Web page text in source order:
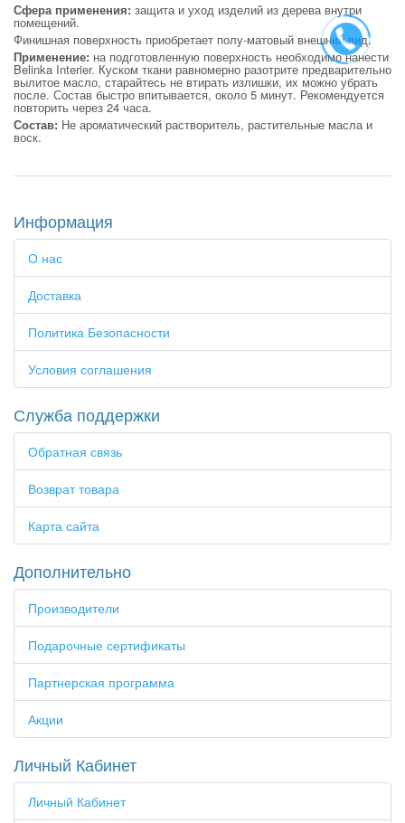
Сфера применения: защита и уход изделий из дерева внутри
помещений.
Финишная поверхность приобретает полу-матовый внешний вид.
Применение: на подготовленную поверхность необходимо нанести
Belinka Interier. Куском ткани равномерно разотрите предварительно
вылитое масло, старайтесь не втирать излишки, их можно убрать
после. Состав быстро впитывается, около 5 минут. Рекомендуется
повторить через 24 часа.
Состав: Не ароматический растворитель, растительные масла и
воск.
Информация
О нас
Доставка
Политика Безопасности
Условия соглашения
Служба поддержки
Обратная связь
Возврат товара
Карта сайта
Дополнительно
Производители
Подарочные сертификаты
Партнерская программа
Акции
Личный Кабинет
Личный Кабинет